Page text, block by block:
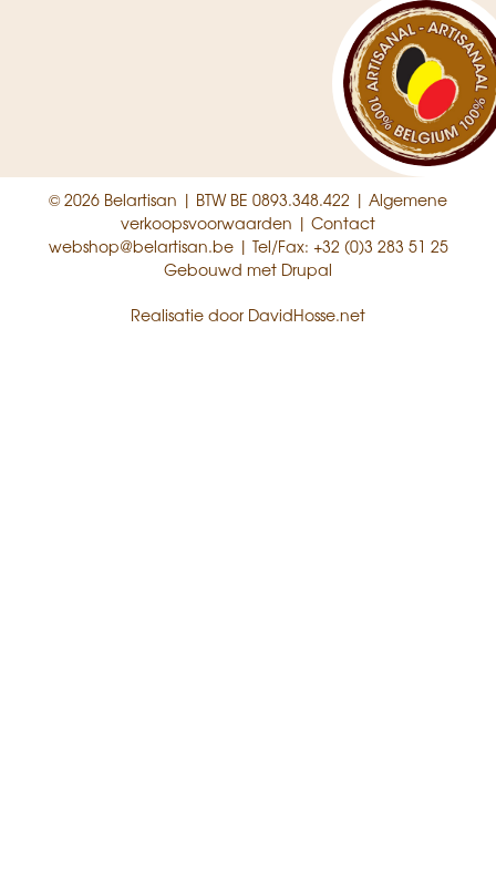
© 2026 Belartisan | BTW BE 0893.348.422 | Algemene
verkoopsvoorwaarden | Contact
webshop@belartisan.be| Tel/Fax: +32 (0)3 283 51 25
Gebouwd met Drupal
Realisatie door DavidHosse.net